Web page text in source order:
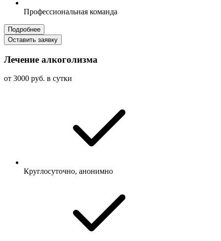
Профессиональная команда
Подробнее
Оставить заявку
Лечение алкоголизма
от 3000 руб. в сутки
Круглосуточно, анонимно